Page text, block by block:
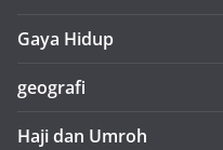
Gaya Hidup
geografi
Haji dan Umroh